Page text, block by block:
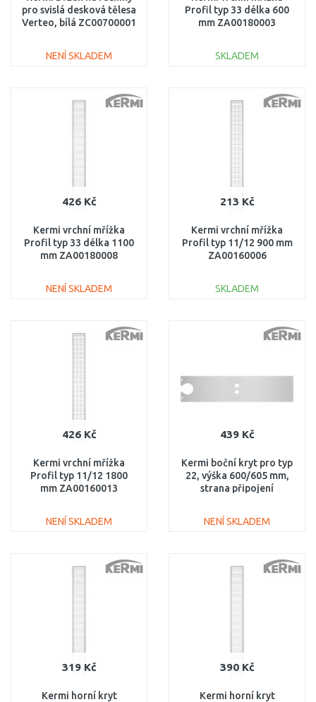
pro svislá desková tělesa
Verteo, bílá ZC00700001
NENÍ SKLADEM
Porovnat
Profil typ 33 délka 600
mm ZA00180003
SKLADEM
Porovnat
426 Kč
Kermi vrchní mřížka
Profil typ 33 délka 1100
mm ZA00180008
NENÍ SKLADEM
Porovnat
213 Kč
Kermi vrchní mřížka
Profil typ 11/12 900 mm
ZA00160006
SKLADEM
426 Kč
Kermi vrchní mřížka
Profil typ 11/12 1800
mm ZA00160013
NENÍ SKLADEM
Porovnat
439 Kč
Kermi boční kryt pro typ
22, výška 600/605 mm,
strana připojení
NENÍ SKLADEM
Porovnat
319 Kč
Kermi horní kryt
390 Kč
Kermi horní kryt